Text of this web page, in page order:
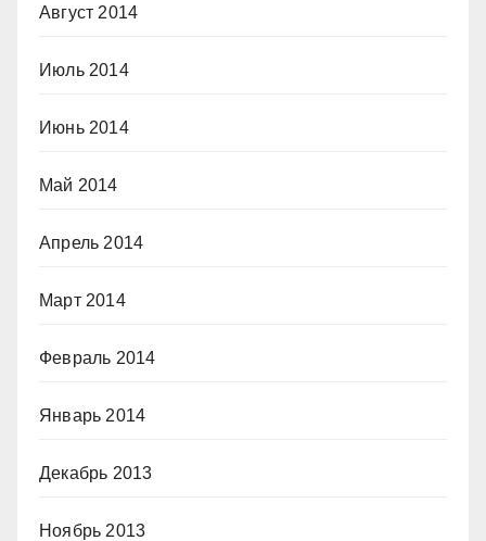
Август 2014
Июль 2014
Июнь 2014
Май 2014
Апрель 2014
Март 2014
Февраль 2014
Январь 2014
Декабрь 2013
Ноябрь 2013